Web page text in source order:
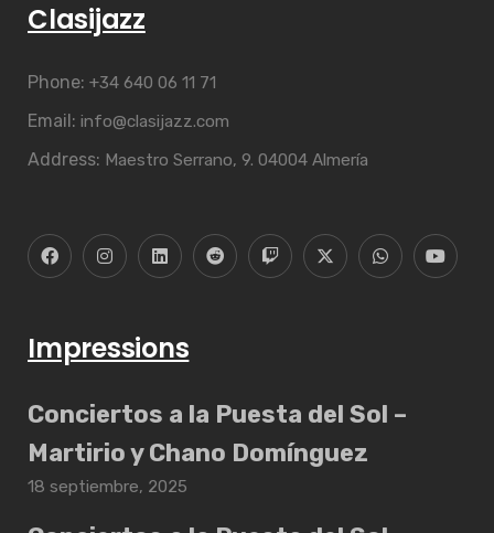
Clasijazz
Phone: +34 640 06 11 71
Email: info@clasijazz.com
Address: Maestro Serrano, 9. 04004 Almería
Impressions
Conciertos a la Puesta del Sol –
Martirio y Chano Domínguez
18 septiembre, 2025